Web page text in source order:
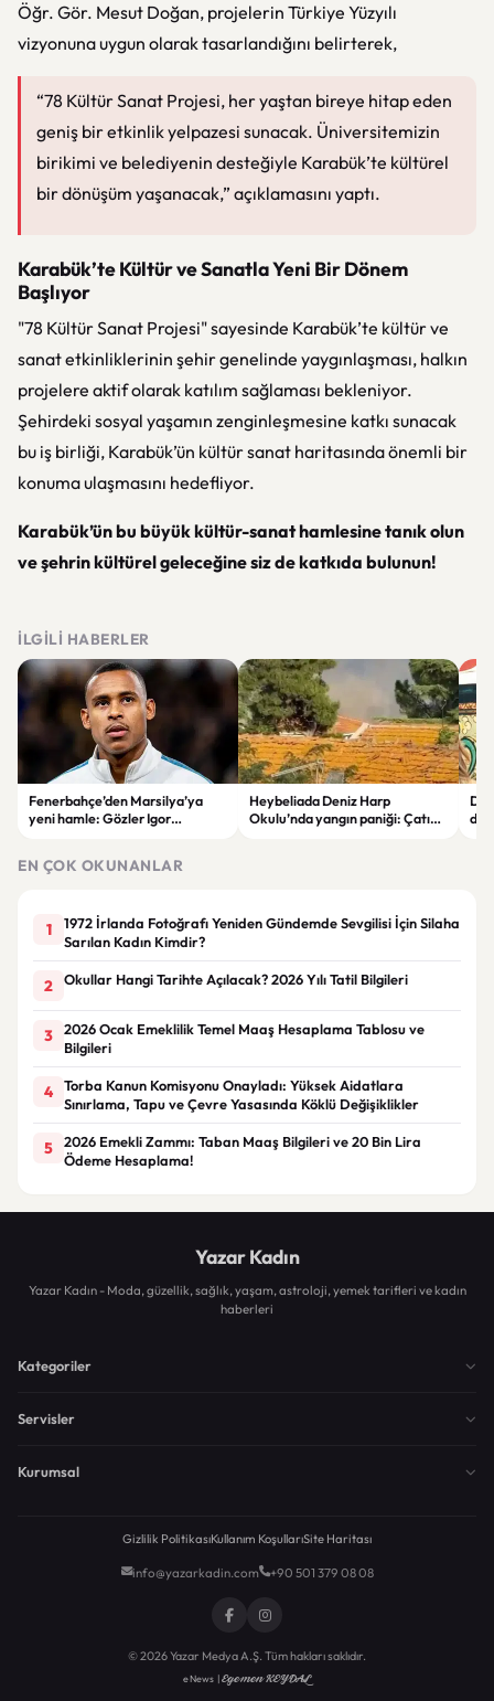
Öğr. Gör. Mesut Doğan, projelerin Türkiye Yüzyılı
vizyonuna uygun olarak tasarlandığını belirterek,
“78 Kültür Sanat Projesi, her yaştan bireye hitap eden
geniş bir etkinlik yelpazesi sunacak. Üniversitemizin
birikimi ve belediyenin desteğiyle Karabük’te kültürel
bir dönüşüm yaşanacak,” açıklamasını yaptı.
Karabük’te Kültür ve Sanatla Yeni Bir Dönem
Başlıyor
"78 Kültür Sanat Projesi" sayesinde Karabük’te kültür ve
sanat etkinliklerinin şehir genelinde yaygınlaşması, halkın
projelere aktif olarak katılım sağlaması bekleniyor.
Şehirdeki sosyal yaşamın zenginleşmesine katkı sunacak
bu iş birliği, Karabük’ün kültür sanat haritasında önemli bir
konuma ulaşmasını hedefliyor.
Karabük’ün bu büyük kültür-sanat hamlesine tanık olun
ve şehrin kültürel geleceğine siz de katkıda bulunun!
İLGILI HABERLER
Fenerbahçe’den Marsilya’ya
yeni hamle: Gözler Igor
Heybeliada Deniz Harp
Okulu’nda yangın paniği: Çatıda
EN ÇOK OKUNANLAR
1
1972 İrlanda Fotoğrafı Yeniden Gündemde Sevgilisi İçin Silaha
Sarılan Kadın Kimdir?
2 Okullar Hangi Tarihte Açılacak? 2026 Yılı Tatil Bilgileri
3
2026 Ocak Emeklilik Temel Maaş Hesaplama Tablosu ve
Bilgileri
4
Torba Kanun Komisyonu Onayladı: Yüksek Aidatlara
Sınırlama, Tapu ve Çevre Yasasında Köklü Değişiklikler
5
2026 Emekli Zammı: Taban Maaş Bilgileri ve 20 Bin Lira
Ödeme Hesaplama!
Yazar Kadın
Yazar Kadın - Moda, güzellik, sağlık, yaşam, astroloji, yemek tarifleri ve kadın
haberleri
Kategoriler
Servisler
Kurumsal
Gizlilik PolitikasıKullanım KoşullarıSite Haritası
info@yazarkadin.com +90 501 379 08 08
© 2026 Yazar Medya A.Ş. Tüm hakları saklıdır.
eNews |Egemen KEYDAL